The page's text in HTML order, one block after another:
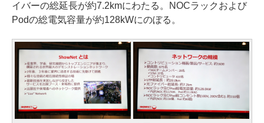
イバーの総延長が約7.2kmにわたる。NOCラックおよび
Podの総電気容量が約128kWにのぼる。